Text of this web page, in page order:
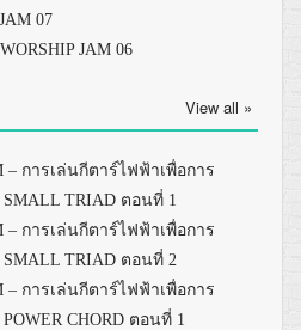
07
JAM 06
View all »
– การเล่นกีตาร์ไฟฟ้าเพื่อการ
TRIAD ตอนที่ 1
– การเล่นกีตาร์ไฟฟ้าเพื่อการ
TRIAD ตอนที่ 2
– การเล่นกีตาร์ไฟฟ้าเพื่อการ
CHORD ตอนที่ 1